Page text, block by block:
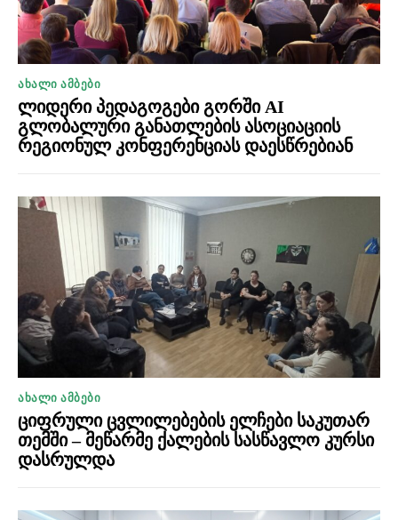
ᲐᲮᲐᲚᲘ ᲐᲛᲑᲔᲑᲘ
ლიდერი პედაგოგები გორში AI
გლობალური განათლების ასოციაციის
რეგიონულ კონფერენციას დაესწრებიან
ᲐᲮᲐᲚᲘ ᲐᲛᲑᲔᲑᲘ
ციფრული ცვლილებების ელჩები საკუთარ
თემში – მეწარმე ქალების სასწავლო კურსი
დასრულდა